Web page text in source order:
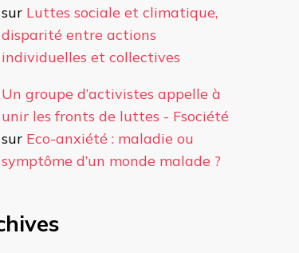
sur Luttes sociale et climatique,
disparité entre actions
individuelles et collectives
Un groupe d’activistes appelle à
unir les fronts de luttes - Fsociété
sur Eco-anxiété : maladie ou
symptôme d’un monde malade ?